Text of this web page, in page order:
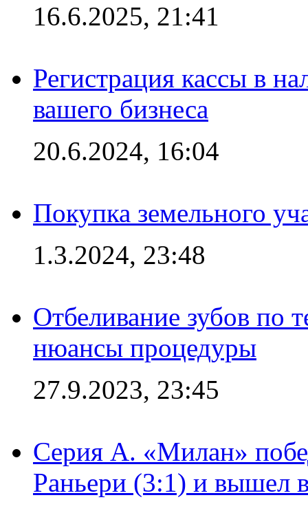
16.6.2025, 21:41
Регистрация кассы в
вашего бизнеса
20.6.2024, 16:04
Покупка земельного
1.3.2024, 23:48
Отбеливание зубов по
нюансы процедуры
27.9.2023, 23:45
Серия А. «Милан»
Раньери (3:1) и вышел